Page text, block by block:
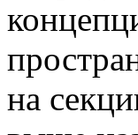
на